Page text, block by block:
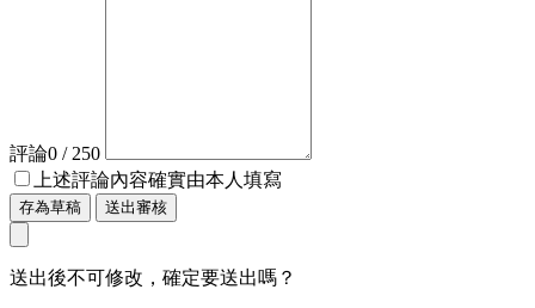
評論0 / 250
上述評論內容確實由本人填寫
存為草稿 送出審核
送出後不可修改，確定要送出嗎？